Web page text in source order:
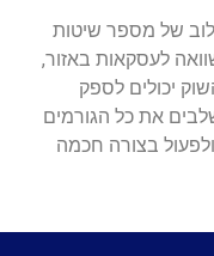
של מספר שיטות
לעסקאות באזור,
יכולים לספק
את כל הגורמים
בצורה חכמה